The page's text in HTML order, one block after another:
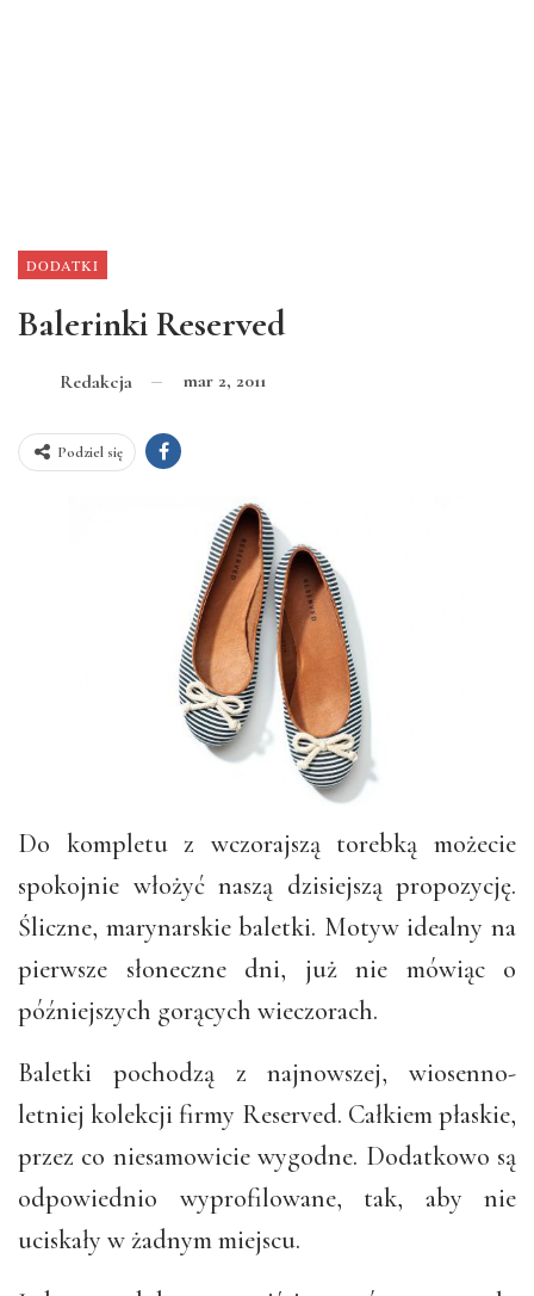
DODATKI
Balerinki Reserved
Redakcja mar 2, 2011
Podziel się
Do kompletu z wczorajszą torebką możecie
spokojnie włożyć naszą dzisiejszą propozycję.
Śliczne, marynarskie baletki. Motyw idealny na
pierwsze słoneczne dni, już nie mówiąc o
późniejszych gorących wieczorach.
Baletki pochodzą z najnowszej, wiosenno-
letniej kolekcji firmy Reserved. Całkiem płaskie,
przez co niesamowicie wygodne. Dodatkowo są
odpowiednio wyprofilowane, tak, aby nie
uciskały w żadnym miejscu.